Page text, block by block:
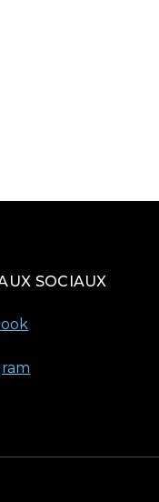
SOCIAUX